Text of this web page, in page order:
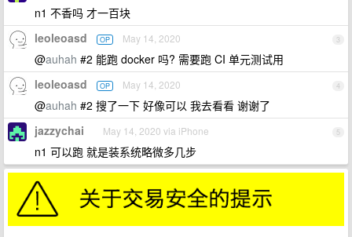
n1 不香吗 才一百块
3
leoleoasd OP May 14, 2020
@auhah #2 能跑 docker 吗? 需要跑 CI 单元测试用
4
leoleoasd OP May 14, 2020
@auhah #2 搜了一下 好像可以 我去看看 谢谢了
5
jazzychai May 14, 2020 via iPhone
n1 可以跑 就是装系统略微多几步